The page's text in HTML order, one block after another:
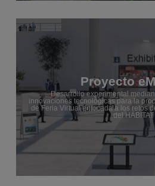
Proyecto
Desarrollo experimental
innovaciones tecnológicas para la
de Feria Virtual enfocada a los retos
del HÁBITAT